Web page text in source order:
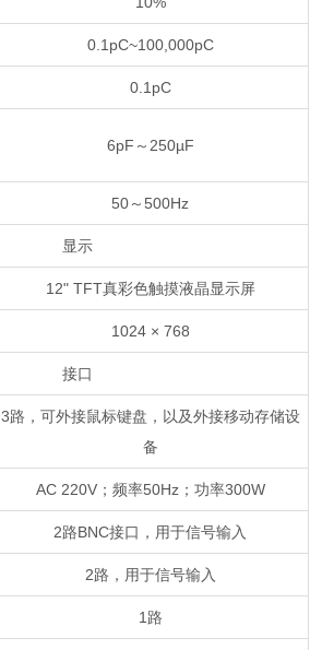
0.1pC~100,000pC
0.1pC
6pF～250µF
50～500Hz
显示
12" TFT真彩色触摸液晶显示屏
1024 × 768
接口
3路，可外接鼠标键盘，以及外接移动存储设
备
AC 220V；频率50Hz；功率300W
2路BNC接口，用于信号输入
2路，用于信号输入
1路